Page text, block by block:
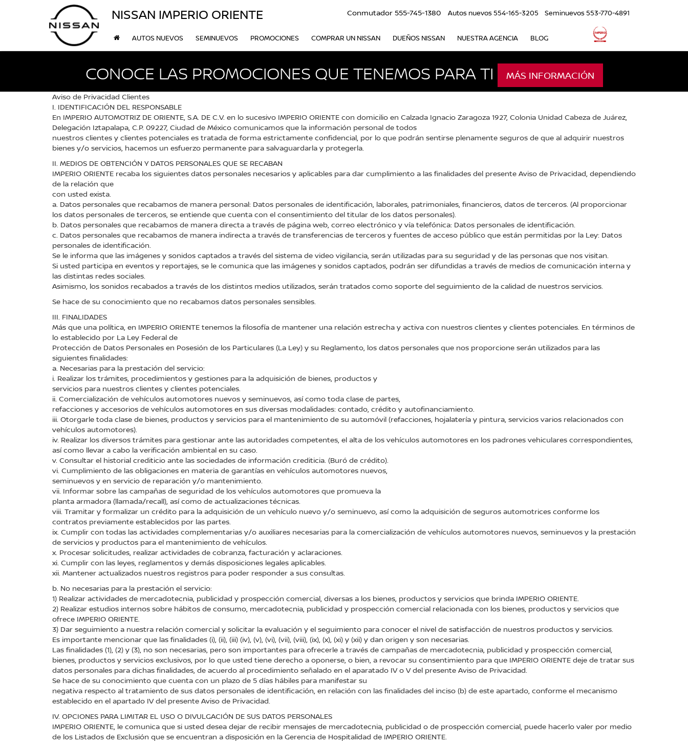
NISSAN IMPERIO ORIENTE Conmutador 555-745-1380 Autos nuevos554-165-3205 Seminuevos553-770-4891
AUTOS NUEVOS SEMINUEVOS PROMOCIONES COMPRAR UN NISSAN DUEÑOS NISSAN NUESTRA AGENCIA BLOG
CONOCE LAS PROMOCIONES QUE TENEMOS PARA TI MÁS INFORMACIÓN
Aviso de Privacidad Clientes
I. IDENTIFICACIÓN DEL RESPONSABLE
En IMPERIO AUTOMOTRIZ DE ORIENTE, S.A. DE C.V. en lo sucesivo IMPERIO ORIENTE con domicilio en Calzada Ignacio Zaragoza 1927, Colonia Unidad Cabeza de Juárez,
Delegación Iztapalapa, C.P. 09227, Ciudad de México comunicamos que la información personal de todos
nuestros clientes y clientes potenciales es tratada de forma estrictamente confidencial, por lo que podrán sentirse plenamente seguros de que al adquirir nuestros
bienes y/o servicios, hacemos un esfuerzo permanente para salvaguardarla y protegerla.
II. MEDIOS DE OBTENCIÓN Y DATOS PERSONALES QUE SE RECABAN
IMPERIO ORIENTE recaba los siguientes datos personales necesarios y aplicables para dar cumplimiento a las finalidades del presente Aviso de Privacidad, dependiendo
de la relación que
con usted exista.
a. Datos personales que recabamos de manera personal: Datos personales de identificación, laborales, patrimoniales, financieros, datos de terceros. (Al proporcionar
los datos personales de terceros, se entiende que cuenta con el consentimiento del titular de los datos personales).
b. Datos personales que recabamos de manera directa a través de página web, correo electrónico y vía telefónica: Datos personales de identificación.
c. Datos personales que recabamos de manera indirecta a través de transferencias de terceros y fuentes de acceso público que están permitidas por la Ley: Datos
personales de identificación.
Se le informa que las imágenes y sonidos captados a través del sistema de video vigilancia, serán utilizadas para su seguridad y de las personas que nos visitan.
Si usted participa en eventos y reportajes, se le comunica que las imágenes y sonidos captados, podrán ser difundidas a través de medios de comunicación interna y
las distintas redes sociales.
Asimismo, los sonidos recabados a través de los distintos medios utilizados, serán tratados como soporte del seguimiento de la calidad de nuestros servicios.
Se hace de su conocimiento que no recabamos datos personales sensibles.
III. FINALIDADES
Más que una política, en IMPERIO ORIENTE tenemos la filosofía de mantener una relación estrecha y activa con nuestros clientes y clientes potenciales. En términos de
lo establecido por La Ley Federal de
Protección de Datos Personales en Posesión de los Particulares (La Ley) y su Reglamento, los datos personales que nos proporcione serán utilizados para las
siguientes finalidades:
a. Necesarias para la prestación del servicio:
i. Realizar los trámites, procedimientos y gestiones para la adquisición de bienes, productos y
servicios para nuestros clientes y clientes potenciales.
ii. Comercialización de vehículos automotores nuevos y seminuevos, así como toda clase de partes,
refacciones y accesorios de vehículos automotores en sus diversas modalidades: contado, crédito y autofinanciamiento.
iii. Otorgarle toda clase de bienes, productos y servicios para el mantenimiento de su automóvil (refacciones, hojalatería y pintura, servicios varios relacionados con
vehículos automotores).
iv. Realizar los diversos trámites para gestionar ante las autoridades competentes, el alta de los vehículos automotores en los padrones vehiculares correspondientes,
así como llevar a cabo la verificación ambiental en su caso.
v. Consultar el historial crediticio ante las sociedades de información crediticia. (Buró de crédito).
vi. Cumplimiento de las obligaciones en materia de garantías en vehículos automotores nuevos,
seminuevos y en servicio de reparación y/o mantenimiento.
vii. Informar sobre las campañas de seguridad de los vehículos automotores que promueva la
planta armadora (llamada/recall), así como de actualizaciones técnicas.
viii. Tramitar y formalizar un crédito para la adquisición de un vehículo nuevo y/o seminuevo, así como la adquisición de seguros automotrices conforme los
contratos previamente establecidos por las partes.
ix. Cumplir con todas las actividades complementarias y/o auxiliares necesarias para la comercialización de vehículos automotores nuevos, seminuevos y la prestación
de servicios y productos para el mantenimiento de vehículos.
x. Procesar solicitudes, realizar actividades de cobranza, facturación y aclaraciones.
xi. Cumplir con las leyes, reglamentos y demás disposiciones legales aplicables.
xii. Mantener actualizados nuestros registros para poder responder a sus consultas.
b. No necesarias para la prestación el servicio:
1) Realizar actividades de mercadotecnia, publicidad y prospección comercial, diversas a los bienes, productos y servicios que brinda IMPERIO ORIENTE.
2) Realizar estudios internos sobre hábitos de consumo, mercadotecnia, publicidad y prospección comercial relacionada con los bienes, productos y servicios que
ofrece IMPERIO ORIENTE.
3) Dar seguimiento a nuestra relación comercial y solicitar la evaluación y el seguimiento para conocer el nivel de satisfacción de nuestros productos y servicios.
Es importante mencionar que las finalidades (i), (ii), (iii) (iv), (v), (vi), (vii), (viii), (ix), (x), (xi) y (xii) y dan origen y son necesarias.
Las finalidades (1), (2) y (3), no son necesarias, pero son importantes para ofrecerle a través de campañas de mercadotecnia, publicidad y prospección comercial,
bienes, productos y servicios exclusivos, por lo que usted tiene derecho a oponerse, o bien, a revocar su consentimiento para que IMPERIO ORIENTE deje de tratar sus
datos personales para dichas finalidades, de acuerdo al procedimiento señalado en el aparatado IV o V del presente Aviso de Privacidad.
Se hace de su conocimiento que cuenta con un plazo de 5 días hábiles para manifestar su
negativa respecto al tratamiento de sus datos personales de identificación, en relación con las finalidades del inciso (b) de este apartado, conforme el mecanismo
establecido en el apartado IV del presente Aviso de Privacidad.
IV. OPCIONES PARA LIMITAR EL USO O DIVULGACIÓN DE SUS DATOS PERSONALES
IMPERIO ORIENTE, le comunica que si usted desea dejar de recibir mensajes de mercadotecnia, publicidad o de prospección comercial, puede hacerlo valer por medio
de los Listados de Exclusión que se encuentran a disposición en la Gerencia de Hospitalidad de IMPERIO ORIENTE.